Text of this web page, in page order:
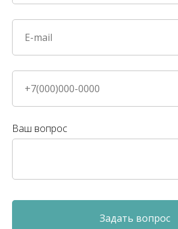
Ваш вопрос
Задать вопрос